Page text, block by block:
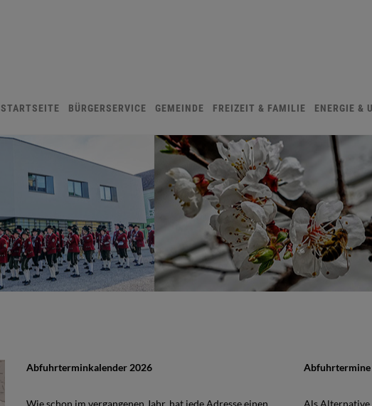
STARTSEITE BÜRGERSERVICE GEMEINDE FREIZEIT & FAMILIE ENERGIE &
Abfuhrterminkalender 2026
Wie schon im vergangenen Jahr, hat jede Adresse einen
Abfuhrtermine
Als Alternative